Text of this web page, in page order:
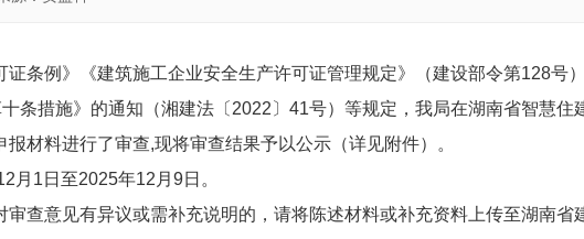
证条例》《建筑施工企业安全生产许可证管理规定》（建设部令第128号
条措施》的通知（湘建法 〔 2022 〕 41号）等规定，我局在湖南省智慧住
报材料进行了审查,现将审查结果予以公示（详见附件）。
月 1 日 至2025年12 月 9日。
审查意见有异议或需补充说明的，请将陈述材料或补充资料上传至湖南